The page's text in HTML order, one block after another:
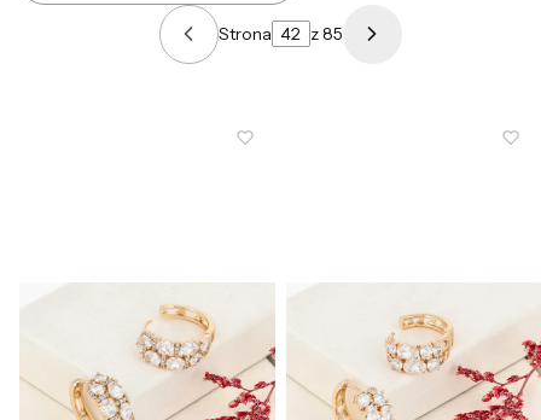
Poprzednie produkty
Strona z 85 Następne